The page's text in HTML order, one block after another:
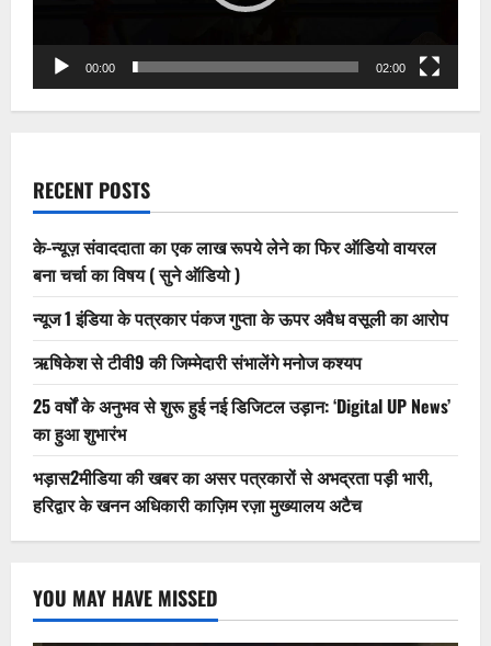
00:00 02:00
RECENT POSTS
के-न्यूज़ संवाददाता का एक लाख रूपये लेने का फिर ऑडियो वायरल
बना चर्चा का विषय ( सुने ऑडियो )
न्यूज 1 इंडिया के पत्रकार पंकज गुप्ता के ऊपर अवैध वसूली का आरोप
ऋषिकेश से टीवी9 की जिम्मेदारी संभालेंगे मनोज कश्यप
25 वर्षों के अनुभव से शुरू हुई नई डिजिटल उड़ान: ‘Digital UP News’
का हुआ शुभारंभ
भड़ास2मीडिया की खबर का असर पत्रकारों से अभद्रता पड़ी भारी,
हरिद्वार के खनन अधिकारी काज़िम रज़ा मुख्यालय अटैच
YOU MAY HAVE MISSED